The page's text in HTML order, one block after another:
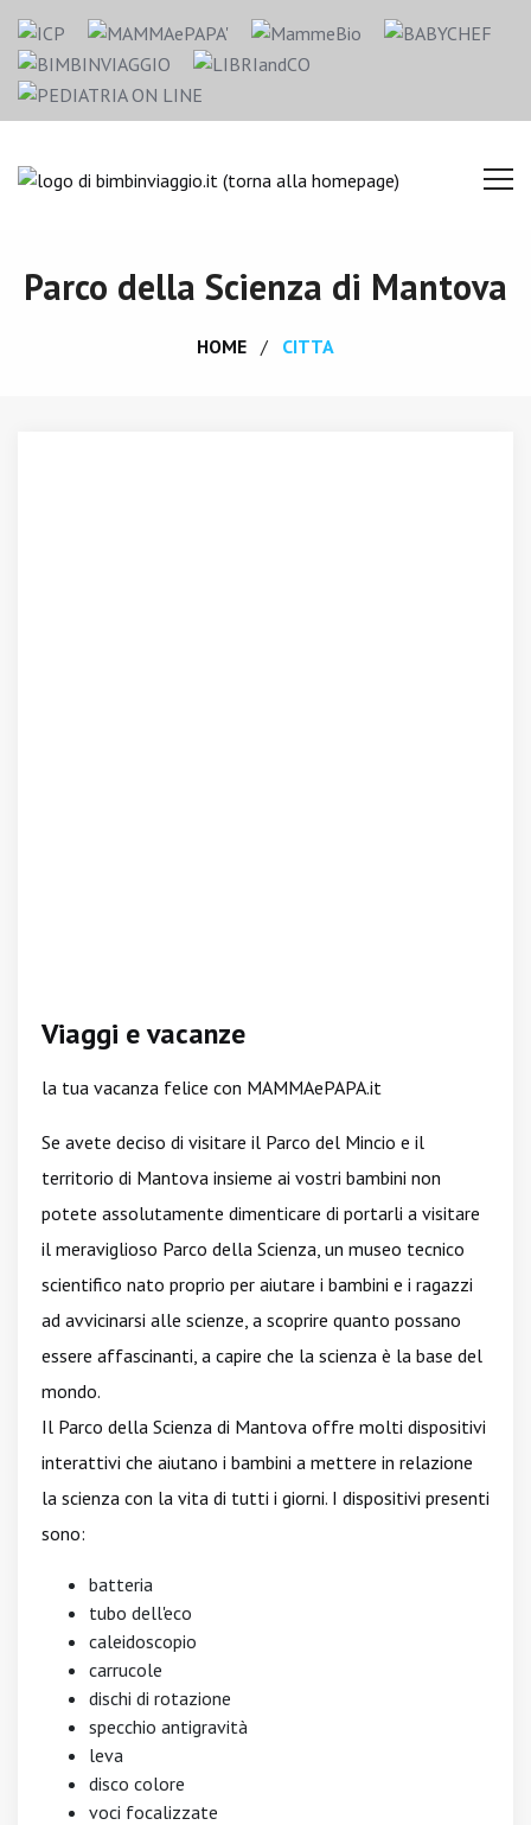
Parco della Scienza di Mantova
HOME CITTA
Viaggi e vacanze
la tua vacanza felice con MAMMAePAPA.it
Se avete deciso di visitare il Parco del Mincio e il
territorio di Mantova insieme ai vostri bambini non
potete assolutamente dimenticare di portarli a visitare
il meraviglioso Parco della Scienza, un museo tecnico
scientifico nato proprio per aiutare i bambini e i ragazzi
ad avvicinarsi alle scienze, a scoprire quanto possano
essere affascinanti, a capire che la scienza è la base del
mondo.
Il Parco della Scienza di Mantova offre molti dispositivi
interattivi che aiutano i bambini a mettere in relazione
la scienza con la vita di tutti i giorni. I dispositivi presenti
sono:
batteria
tubo dell'eco
caleidoscopio
carrucole
dischi di rotazione
specchio antigravità
leva
disco colore
voci focalizzate